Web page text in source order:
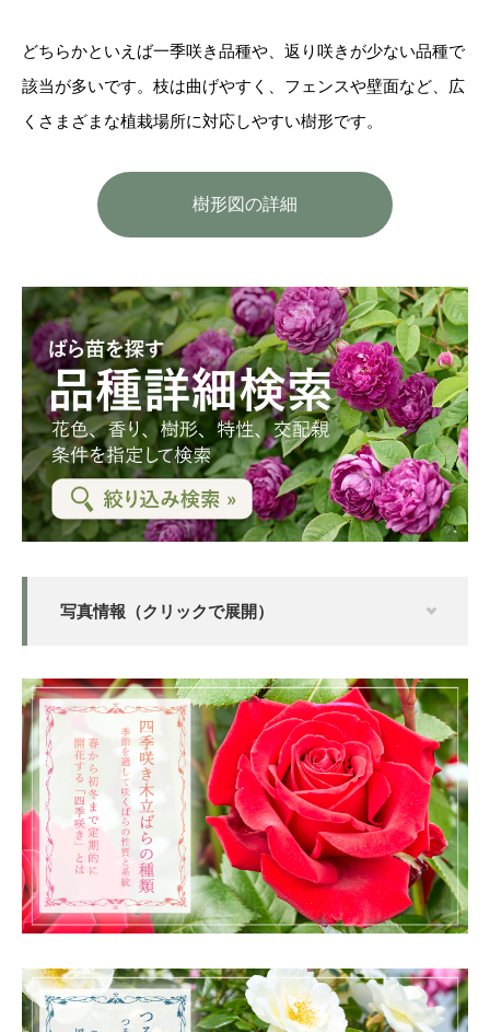
どちらかといえば一季咲き品種や、返り咲きが少ない品種で
該当が多いです。枝は曲げやすく、フェンスや壁面など、広
くさまざまな植栽場所に対応しやすい樹形です。
樹形図の詳細
写真情報（クリックで展開）